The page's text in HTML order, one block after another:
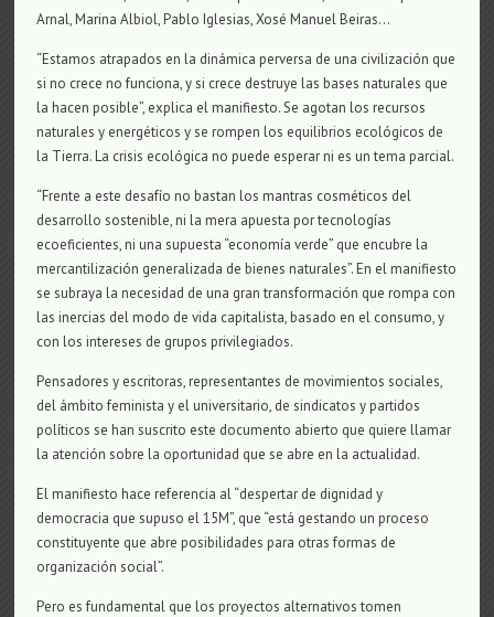
Arnal, Marina Albiol, Pablo Iglesias, Xosé Manuel Beiras…
“Estamos atrapados en la dinámica perversa de una civilización que
si no crece no funciona, y si crece destruye las bases naturales que
la hacen posible”, explica el manifiesto. Se agotan los recursos
naturales y energéticos y se rompen los equilibrios ecológicos de
la Tierra. La crisis ecológica no puede esperar ni es un tema parcial.
“Frente a este desafío no bastan los mantras cosméticos del
desarrollo sostenible, ni la mera apuesta por tecnologías
ecoeficientes, ni una supuesta “economía verde” que encubre la
mercantilización generalizada de bienes naturales”. En el manifiesto
se subraya la necesidad de una gran transformación que rompa con
las inercias del modo de vida capitalista, basado en el consumo, y
con los intereses de grupos privilegiados.
Pensadores y escritoras, representantes de movimientos sociales,
del ámbito feminista y el universitario, de sindicatos y partidos
políticos se han suscrito este documento abierto que quiere llamar
la atención sobre la oportunidad que se abre en la actualidad.
El manifiesto hace referencia al “despertar de dignidad y
democracia que supuso el 15M”, que “está gestando un proceso
constituyente que abre posibilidades para otras formas de
organización social”.
Pero es fundamental que los proyectos alternativos tomen